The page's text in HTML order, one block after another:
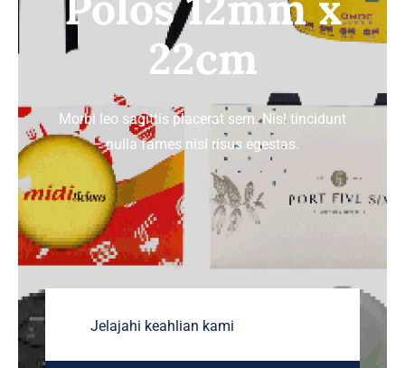
22cm
Morbi leo sagittis placerat sem. Nisl tincidunt
nulla fames nisl risus egestas.
Jelajahi keahlian kami